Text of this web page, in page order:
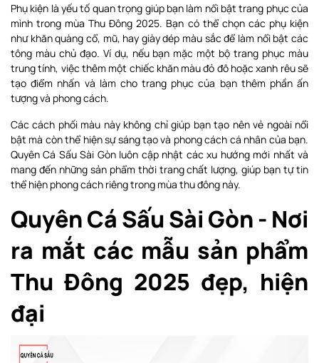
Phụ kiện là yếu tố quan trọng giúp bạn làm nổi bật trang phục của
mình trong mùa Thu Đông 2025. Bạn có thể chọn các phụ kiện
như khăn quàng cổ, mũ, hay giày dép màu sắc để làm nổi bật các
tông màu chủ đạo. Ví dụ, nếu bạn mặc một bộ trang phục màu
trung tính, việc thêm một chiếc khăn màu đỏ đô hoặc xanh rêu sẽ
tạo điểm nhấn và làm cho trang phục của bạn thêm phần ấn
tượng và phong cách.
Các cách phối màu này không chỉ giúp bạn tạo nên vẻ ngoài nổi
bật mà còn thể hiện sự sáng tạo và phong cách cá nhân của bạn.
Quyên Cá Sấu Sài Gòn luôn cập nhật các xu hướng mới nhất và
mang đến những sản phẩm thời trang chất lượng, giúp bạn tự tin
thể hiện phong cách riêng trong mùa thu đông này.
Quyên Cá Sấu Sài Gòn - Nơi
ra mắt các mẫu sản phẩm
Thu Đông 2025 đẹp, hiện
đại